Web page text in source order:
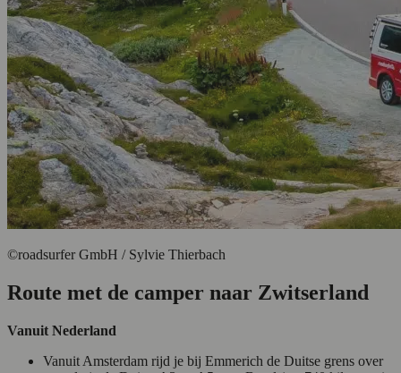
©roadsurfer GmbH / Sylvie Thierbach
Route met de camper naar Zwitserland
Vanuit Nederland
Vanuit Amsterdam rijd je bij Emmerich de Duitse grens over